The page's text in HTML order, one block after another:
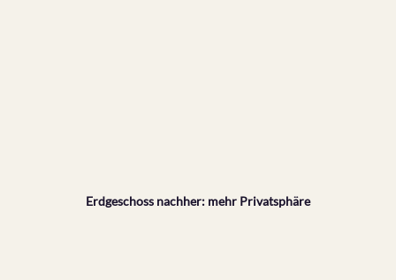
Erdgeschoss nachher: mehr Privatsphäre